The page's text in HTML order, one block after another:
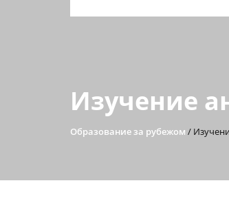
Изучение
Образование за рубежом /